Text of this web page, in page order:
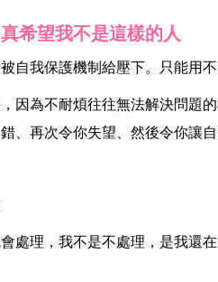
希望我不是這樣的人
自我保護機制給壓下。只能用
因為不耐煩往往無法解決問題
、再次令你失望、然後令你讓
處理，我不是不處理，是我還